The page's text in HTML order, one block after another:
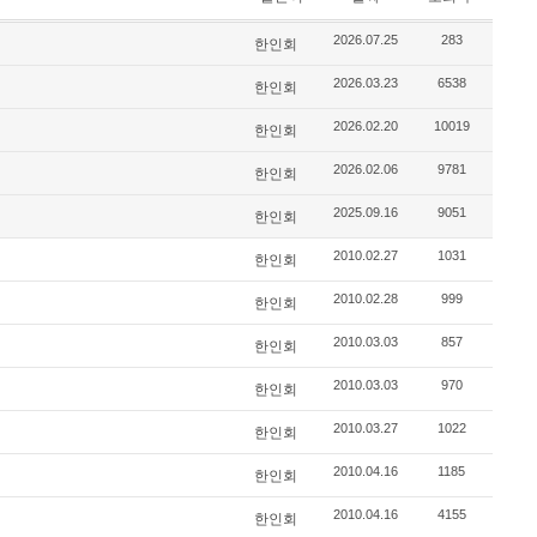
한인회 2026.07.25 283
한인회 2026.03.23 6538
한인회 2026.02.20 10019
한인회 2026.02.06 9781
한인회 2025.09.16 9051
한인회 2010.02.27 1031
한인회 2010.02.28 999
한인회 2010.03.03 857
한인회 2010.03.03 970
한인회 2010.03.27 1022
한인회 2010.04.16 1185
한인회 2010.04.16 4155